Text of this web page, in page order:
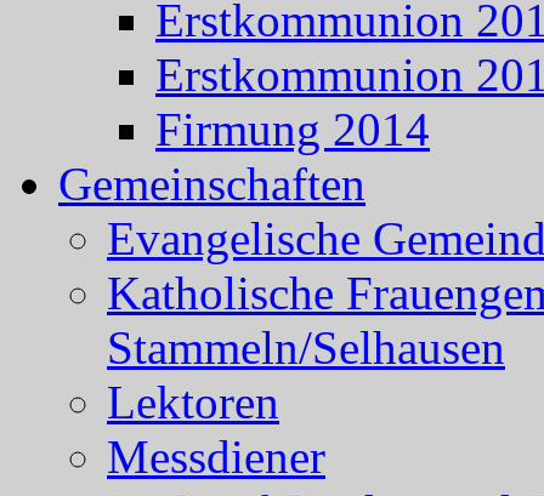
Erstkommunion
Erstkommunion
Firmung 2014
Gemeinschaften
Evangelische
Katholische
Stammeln/Selhausen
Lektoren
Messdiener